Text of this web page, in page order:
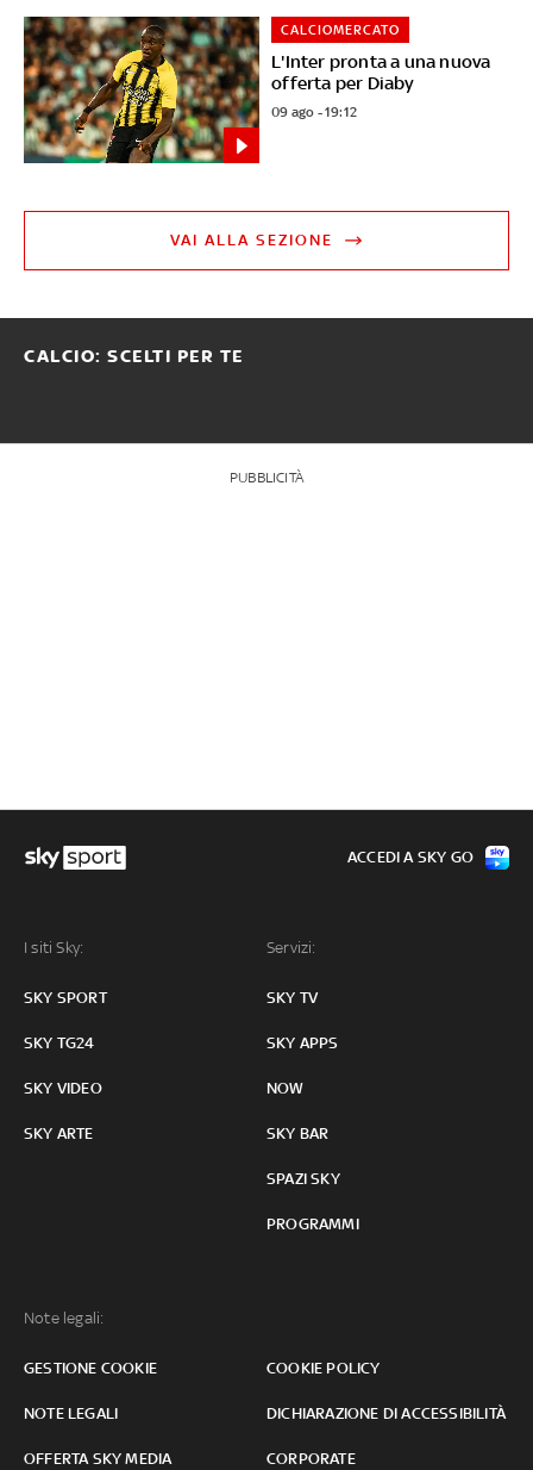
L'Inter pronta a una nuova
offerta per Diaby
CALCIOMERCATO
09 ago - 19:12
VAI ALLA SEZIONE
CALCIO: SCELTI PER TE
PUBBLICITÀ
I siti Sky:
SKY SPORT
SKY TG24
SKY VIDEO
SKY ARTE
Servizi:
SKY TV
SKY APPS
NOW
SKY BAR
SPAZI SKY
PROGRAMMI
Note legali:
GESTIONE COOKIE COOKIE POLICY
NOTE LEGALI DICHIARAZIONE DI ACCESSIBILITÀ
OFFERTA SKY MEDIA CORPORATE
ACCEDI A SKY GO